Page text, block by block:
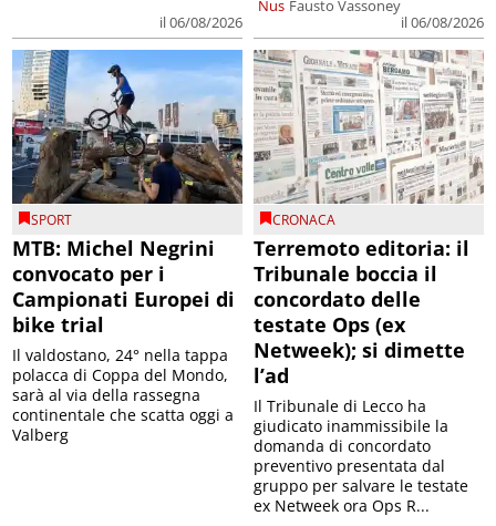
il 06/08/2026
Nus Fausto Vassoney
il 06/08/2026
SPORT
MTB: Michel Negrini
convocato per i
Campionati Europei di
bike trial
Il valdostano, 24° nella tappa
polacca di Coppa del Mondo,
sarà al via della rassegna
continentale che scatta oggi a
Valberg
CRONACA
Terremoto editoria: il
Tribunale boccia il
concordato delle
testate Ops (ex
Netweek); si dimette
l’ad
Il Tribunale di Lecco ha
giudicato inammissibile la
domanda di concordato
preventivo presentata dal
gruppo per salvare le testate
ex Netweek ora Ops R...